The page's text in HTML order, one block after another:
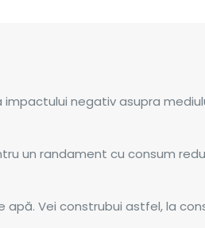
negativ asupra
un randament cu consum
Vei construbui astfel, la